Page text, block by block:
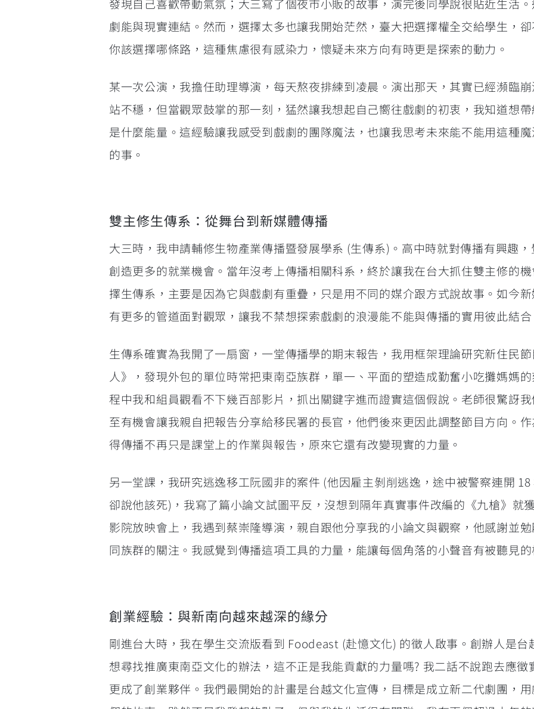
劇能與現實連結。然而，選擇太多也讓我開始茫然，臺大把選擇權全交給學生，
你該選擇哪條路，這種焦慮很有感染力，懷疑未來方向有時更是探索的動力。
某一次公演，我擔任助理導演，每天熬夜排練到凌晨。演出那天，其實已經瀕臨
站不穩，但當觀眾鼓掌的那一刻，猛然讓我想起自己嚮往戲劇的初衷，我知道想
是什麼能量。這經驗讓我感受到戲劇的團隊魔法，也讓我思考未來能不能用這種
的事。
雙主修生傳系：從舞台到新媒體傳播
大三時，我申請輔修生物產業傳播暨發展學系 (生傳系)。高中時就對傳播有興趣
創造更多的就業機會。當年沒考上傳播相關科系，終於讓我在台大抓住雙主修的
擇生傳系，主要是因為它與戲劇有重疊，只是用不同的媒介跟方式說故事。如今
有更多的管道面對觀眾，讓我不禁想探索戲劇的浪漫能不能與傳播的實用彼此結合
生傳系確實為我開了一扇窗，一堂傳播學的期末報告，我用框架理論研究新住民
人》，發現外包的單位時常把東南亞族群，單一、平面的塑造成勤奮小吃攤媽媽
程中我和組員觀看不下幾百部影片，抓出關鍵字進而證實這個假說。老師很驚訝
至有機會讓我親自把報告分享給移民署的長官，他們後來更因此調整節目方向。
得傳播不再只是課堂上的作業與報告，原來它還有改變現實的力量。
另一堂課，我研究逃逸移工阮國非的案件 (他因雇主剝削逃逸，途中被警察連開
卻說他該死)，我寫了篇小論文試圖平反，沒想到隔年真實事件改編的《九槍》就
影院放映會上，我遇到蔡崇隆導演，親自跟他分享我的小論文與觀察，他感謝並
同族群的關注。我感覺到傳播這項工具的力量，能讓每個角落的小聲音有被聽見的
創業經驗：與新南向越來越深的緣分
剛進台大時，我在學生交流版看到 Foodeast (赴憶文化) 的徵人啟事。創辦人是台
想尋找推廣東南亞文化的辦法，這不正是我能貢獻的力量嗎? 我二話不說跑去應徵
更成了創業夥伴。我們最開始的計畫是台越文化宣傳，目標是成立新二代劇團，